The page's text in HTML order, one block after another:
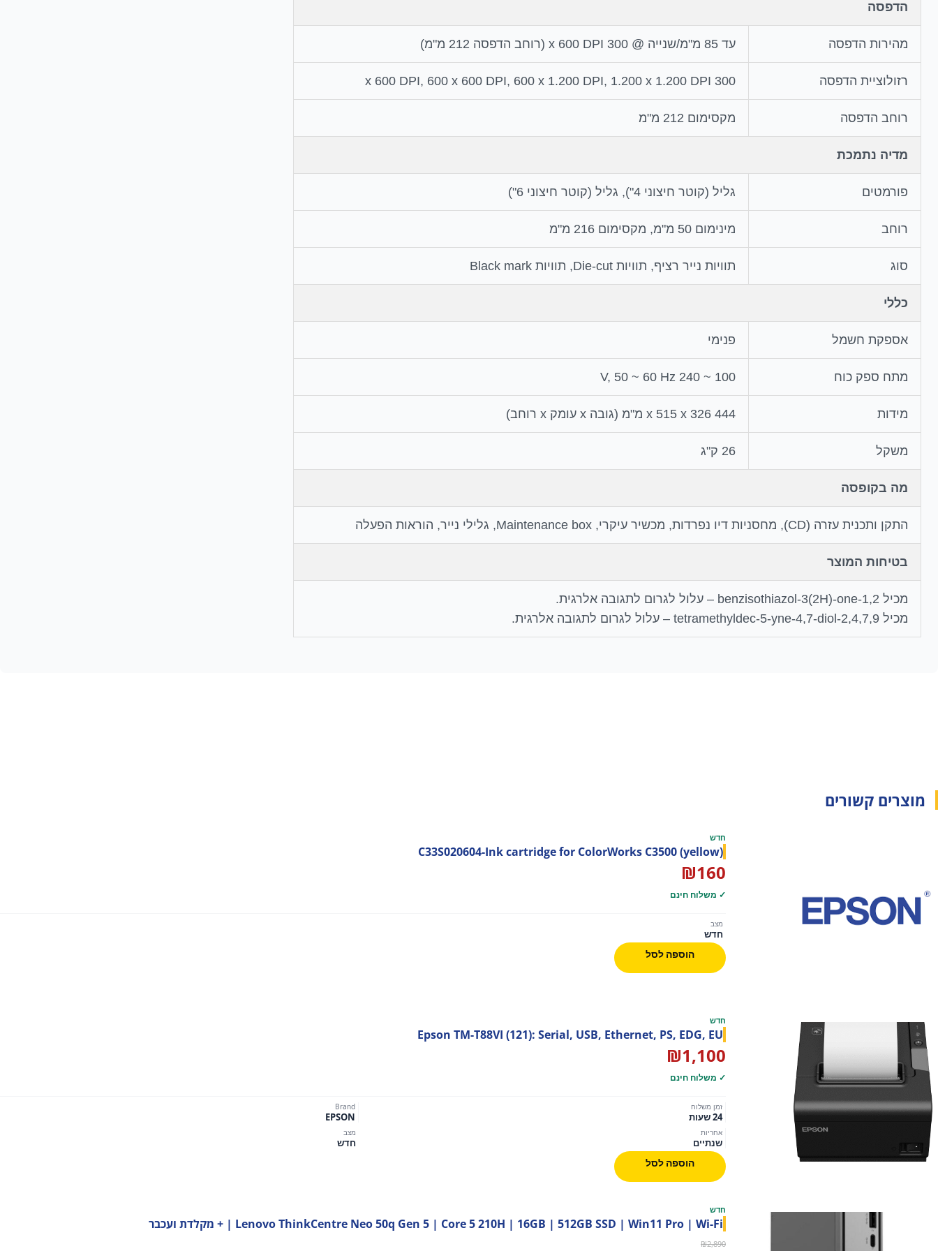
הדפסה
מהירות הדפסה עד 85 מ"מ/שנייה @ 300 x 600 DPI (רוחב הדפסה 212 מ"מ)
רזולוציית הדפסה 300 x 600 DPI, 600 x 600 DPI, 600 x 1.200 DPI, 1.200 x 1.200 DPI
רוחב הדפסה מקסימום 212 מ"מ
מדיה נתמכת
פורמטים גליל (קוטר חיצוני 4"), גליל (קוטר חיצוני 6")
רוחב מינימום 50 מ"מ, מקסימום 216 מ"מ
סוג תוויות נייר רציף, תוויות Die-cut, תוויות Black mark
כללי
אספקת חשמל פנימי
מתח ספק כוח 100 ~ 240 V, 50 ~ 60 Hz
מידות 444 x 515 x 326 מ"מ (גובה x עומק x רוחב)
משקל 26 ק"ג
מה בקופסה
התקן ותכנית עזרה (CD), מחסניות דיו נפרדות, מכשיר עיקרי, Maintenance box, גלילי נייר, הוראות הפעלה
בטיחות המוצר
מכיל 1,2-benzisothiazol-3(2H)-one – עלול לגרום לתגובה אלרגית.
מכיל 2,4,7,9-tetramethyldec-5-yne-4,7-diol – עלול לגרום לתגובה אלרגית.
מוצרים קשורים
חדש
C33S020604-Ink cartridge for ColorWorks C3500 (yellow)
₪160
✓ משלוח חינם
מצב
חדש
הוספה לסל
חדש
Epson TM-T88VI (121): Serial, USB, Ethernet, PS, EDG, EU
₪1,100
✓ משלוח חינם
זמן משלוח
24 שעות
Brand
EPSON
אחריות
שנתיים
מצב
חדש
הוספה לסל
חדש
Lenovo ThinkCentre Neo 50q Gen 5 | Core 5 210H | 16GB | 512GB SSD | Win11 Pro | Wi-Fi | + מקלדת ועכבר
₪2,890
המחיר